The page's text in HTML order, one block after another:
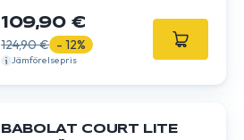
109,90 €
124,90 € - 12%
Jämförelsepris
BABOLAT COURT LITE